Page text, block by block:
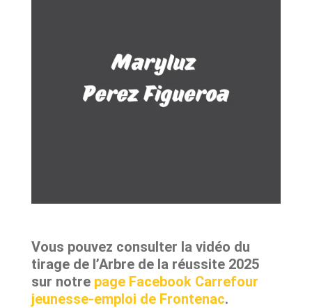
Vous pouvez consulter la vidéo du
tirage de l’Arbre de la réussite 2025
sur notre page Facebook Carrefour
jeunesse-emploi de Frontenac.